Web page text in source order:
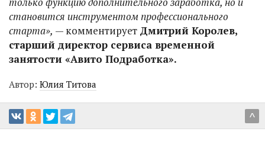
становится инструментом профессионального
старта», — комментирует Дмитрий Королев,
старший директор сервиса временной
занятости «Авито Подработка».
Автор: Юлия Титова
^